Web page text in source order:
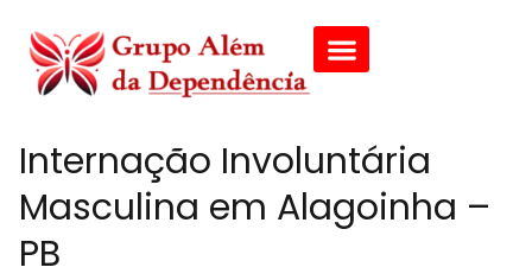
Internação Involuntária
Masculina em Alagoinha –
PB